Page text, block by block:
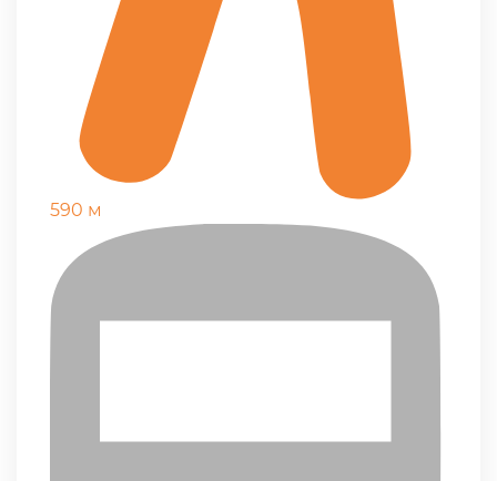
590 м